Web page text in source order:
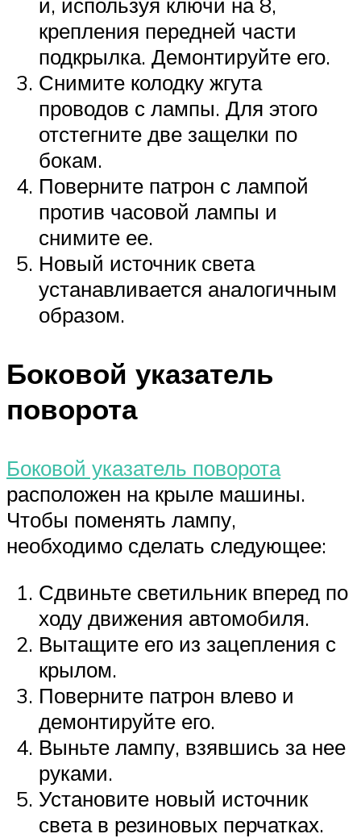
крепления передней части
подкрылка. Демонтируйте его.
Снимите колодку жгута
проводов с лампы. Для этого
отстегните две защелки по
бокам.
Поверните патрон с лампой
против часовой лампы и
снимите ее.
Новый источник света
устанавливается аналогичным
образом.
Боковой указатель
поворота
Боковой указатель поворота
расположен на крыле машины.
Чтобы поменять лампу,
необходимо сделать следующее:
Сдвиньте светильник вперед по
ходу движения автомобиля.
Вытащите его из зацепления с
крылом.
Поверните патрон влево и
демонтируйте его.
Выньте лампу, взявшись за нее
руками.
Установите новый источник
света в резиновых перчатках.